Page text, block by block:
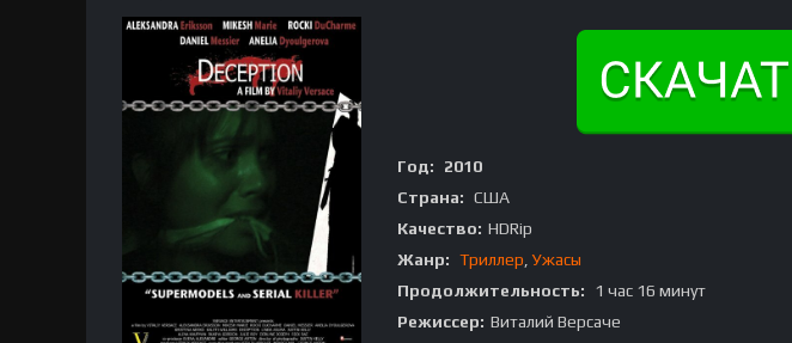
Год:
2010
Страна: США
Качество: HDRip
Жанр: Триллер Ужасы
Продолжительность:
1 час 16 минут
Режиссер: Виталий Версаче